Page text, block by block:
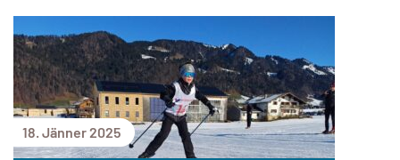
18. Jänner 2025